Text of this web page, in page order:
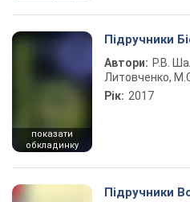
показати
обкладинку
Підручники
Автори: Р.В.
Литовченко,
Рік: 2017
Підручники